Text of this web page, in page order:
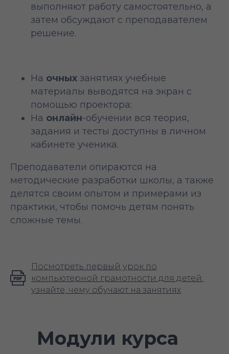
выполняют работу самостоятельно, а
затем обсуждают с преподавателем
решение.
На очных занятиях учебные
материалы выводятся на экран с
помощью проектора;
На онлайн-обучении вся теория,
задания и тесты доступны в личном
кабинете ученика.
Преподаватели опираются на
методические разработки школы, а также
делятся своим опытом и примерами из
практики, чтобы помочь детям понять
сложные темы.
Посмотреть первый урок по
компьютерной грамотности для детей:
узнайте, чему обучают на занятиях
Модули курса